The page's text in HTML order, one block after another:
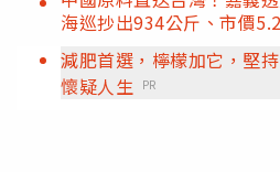
海巡抄出934公斤、市價
減肥首選，檸檬加它，堅
懷疑人生 PR